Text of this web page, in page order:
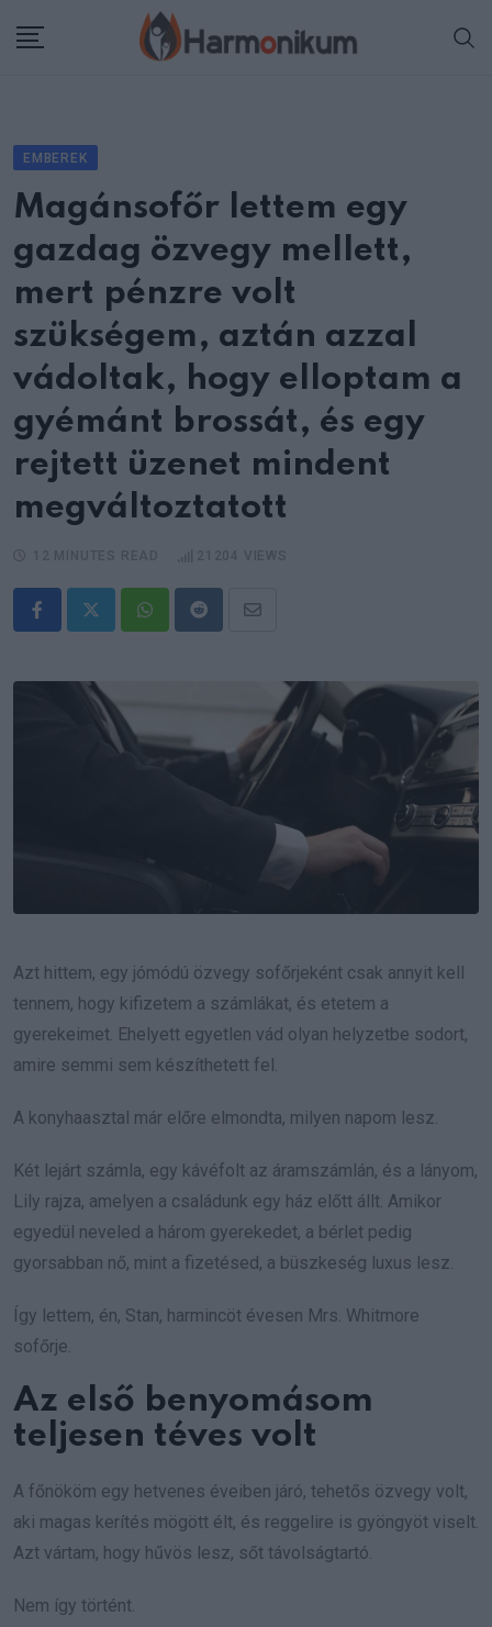
EMBEREK
Magánsofőr lettem egy
gazdag özvegy mellett,
mert pénzre volt
szükségem, aztán azzal
vádoltak, hogy elloptam a
gyémánt brossát, és egy
rejtett üzenet mindent
megváltoztatott
WhatsappRedditShare
Email
Azt hittem, egy jómódú özvegy sofőrjeként csak annyit kell
tennem, hogy kifizetem a számlákat, és etetem a
gyerekeimet. Ehelyett egyetlen vád olyan helyzetbe sodort,
amire semmi sem készíthetett fel.
A konyhaasztal már előre elmondta, milyen napom lesz.
Két lejárt számla, egy kávéfolt az áramszámlán, és a lányom,
Lily rajza, amelyen a családunk egy ház előtt állt. Amikor
egyedül neveled a három gyerekedet, a bérlet pedig
gyorsabban nő, mint a fizetésed, a büszkeség luxus lesz.
Így lettem, én, Stan, harmincöt évesen Mrs. Whitmore
sofőrje.
Az első benyomásom
teljesen téves volt
A főnököm egy hetvenes éveiben járó, tehetős özvegy volt,
aki magas kerítés mögött élt, és reggelire is gyöngyöt viselt.
Azt vártam, hogy hűvös lesz, sőt távolságtartó.
Nem így történt.